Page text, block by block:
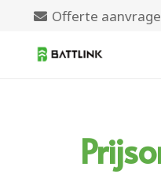
Offerte